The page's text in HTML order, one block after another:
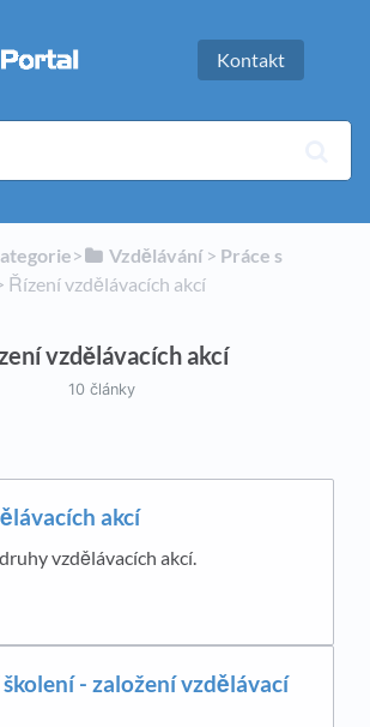
Kontakt
​>​ ​Vzdělávání​ > ​ ​Práce s
​Řízení vzdělávacích akcí
vzdělávacích akcí
10 články
akcí
vzdělávacích akcí.
- založení vzdělávací